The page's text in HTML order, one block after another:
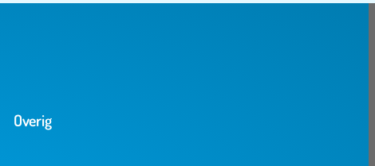
Overig